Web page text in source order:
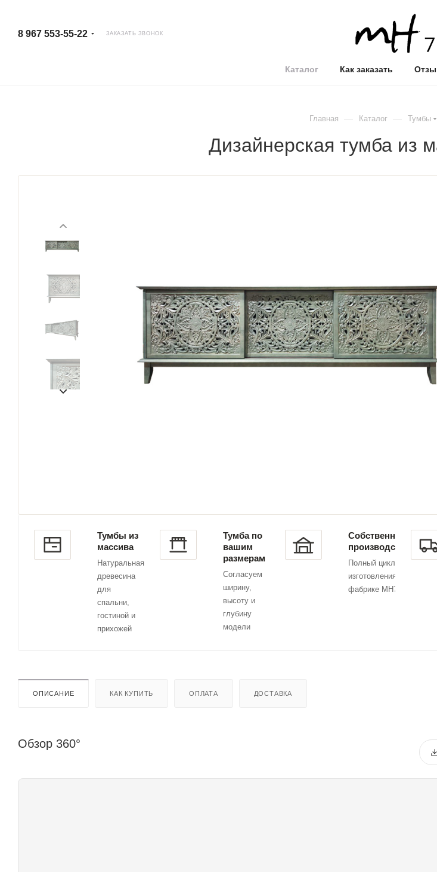
8 967 553-55-22 ЗАКАЗАТЬ ЗВОНОК
Каталог Как заказать
Главная — Каталог — Тумбы
Дизайнерская тумба из
Тумбы из
массива
Натуральная
древесина
для
спальни,
гостиной и
прихожей
Тумба по
вашим
размерам
Согласуем
ширину,
высоту и
глубину
модели
Собственное
производство
Полный цикл
изготовления на
фабрике MH75
ОПИСАНИЕ КАК КУПИТЬ ОПЛАТА ДОСТАВКА
Обзор 360°